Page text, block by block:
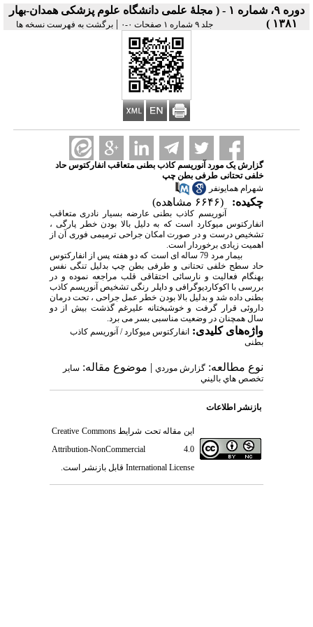
دوره ۹، شماره ۱ - ( مجلۀ علمی دانشگاه علوم پزشکی همدان-بهار
۱۳۸۱ )
جلد ۹ شماره ۱ صفحات ۰-۰ |برگشت به فهرست نسخه ها
گزارش یک مورد آنوریسم کاذب بطنی متعاقب انفارکتوس حاد
خلفی تحتانی طرفی بطن چپ
شهرام همایونفر
چکیده: (۶۶۴۶ مشاهده)
آنوریسم کاذب بطنی عارضه بسیار نادری متعاقب
انفارکتوس میوکارد است که به دلیل بالا بودن خطر پارگی ،
تشخیص درست و در صورت امکان جراحی ترمیمی فوری آن از
اهمیت زیادی برخوردار است.
بیمار مرد 79 ساله ای است که دو هفته پس از انفارکتوس
حاد سطح خلفی تحتانی و طرفی بطن چپ بدلیل تنگی نفس
بهنگام فعالیت و نارسائی احتقاقی قلب مراجعه نموده و در
بررسی با اکوکاردیوگرافی و داپلر رنگی تشخیص آنوریسم کاذب
بطنی داده شد و بدلیل بالا بودن خطر عمل جراحی ، تحت درمان
داروئی قرار گرفت و خوشبختانه علیرغم گذشت بیش از دو
سال همچنان در وضعیت مناسبی بسر می برد.
واژه‌های کلیدی: انفارکتوس میوکارد / آنوریسم کاذب
بطنی
نوع مطالعه: گزارش موردي| موضوع مقاله: سایر
تخصص هاي باليني
بازنشر اطلاعات
این مقاله تحت شرایطCreative Commons
Attribution-NonCommercial 4.0
International License قابل بازنشر است.